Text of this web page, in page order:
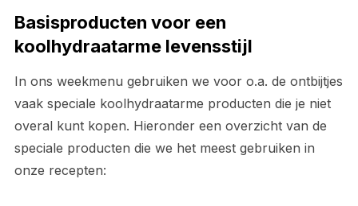
Basisproducten voor een
koolhydraatarme levensstijl
In ons weekmenu gebruiken we voor o.a. de ontbijtjes
vaak speciale koolhydraatarme producten die je niet
overal kunt kopen. Hieronder een overzicht van de
speciale producten die we het meest gebruiken in
onze recepten: